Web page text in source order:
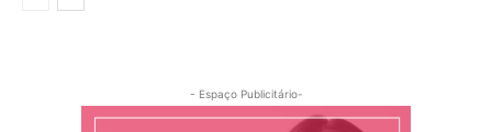
- Espaço Publicitário-